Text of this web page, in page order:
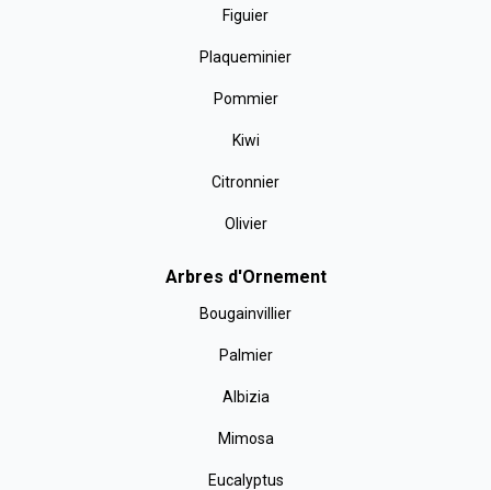
Figuier
Plaqueminier
Pommier
Kiwi
Citronnier
Olivier
Arbres d'Ornement
Bougainvillier
Palmier
Albizia
Mimosa
Eucalyptus